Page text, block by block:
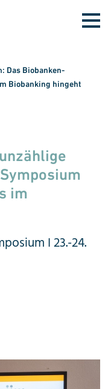
Das Biobanken-
Biobanking hingeht
posium
im
I 23.-24.